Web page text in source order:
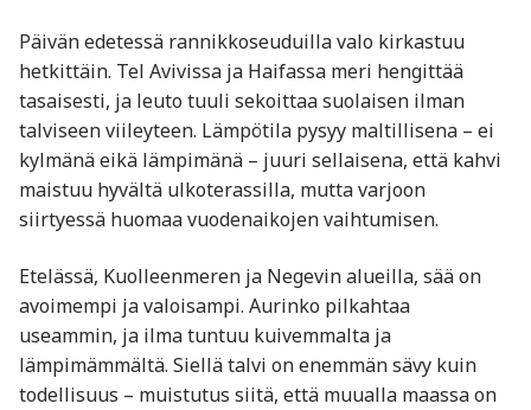
Päivän edetessä rannikkoseuduilla valo kirkastuu
hetkittäin. Tel Avivissa ja Haifassa meri hengittää
tasaisesti, ja leuto tuuli sekoittaa suolaisen ilman
talviseen viileyteen. Lämpötila pysyy maltillisena – ei
kylmänä eikä lämpimänä – juuri sellaisena, että kahvi
maistuu hyvältä ulkoterassilla, mutta varjoon
siirtyessä huomaa vuodenaikojen vaihtumisen.
Etelässä, Kuolleenmeren ja Negevin alueilla, sää on
avoimempi ja valoisampi. Aurinko pilkahtaa
useammin, ja ilma tuntuu kuivemmalta ja
lämpimämmältä. Siellä talvi on enemmän sävy kuin
todellisuus – muistutus siitä, että muualla maassa on